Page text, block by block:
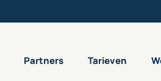
Partners Tarieven